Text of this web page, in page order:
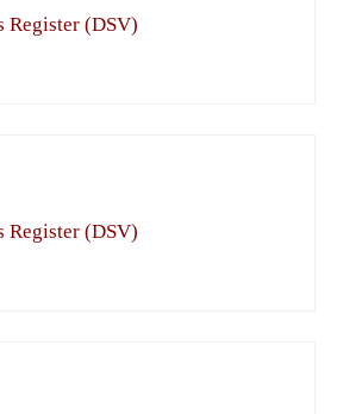
Register (DSV)
Register (DSV)